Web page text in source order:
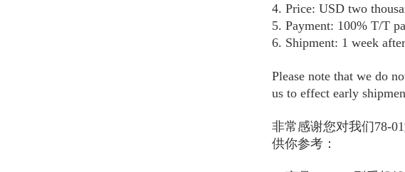
4. Price: USD two
5. Payment: 100% T/T
6. Shipment: 1 week
Please note that we do
us to effect early
非常感谢您对我们78-
供你参考：